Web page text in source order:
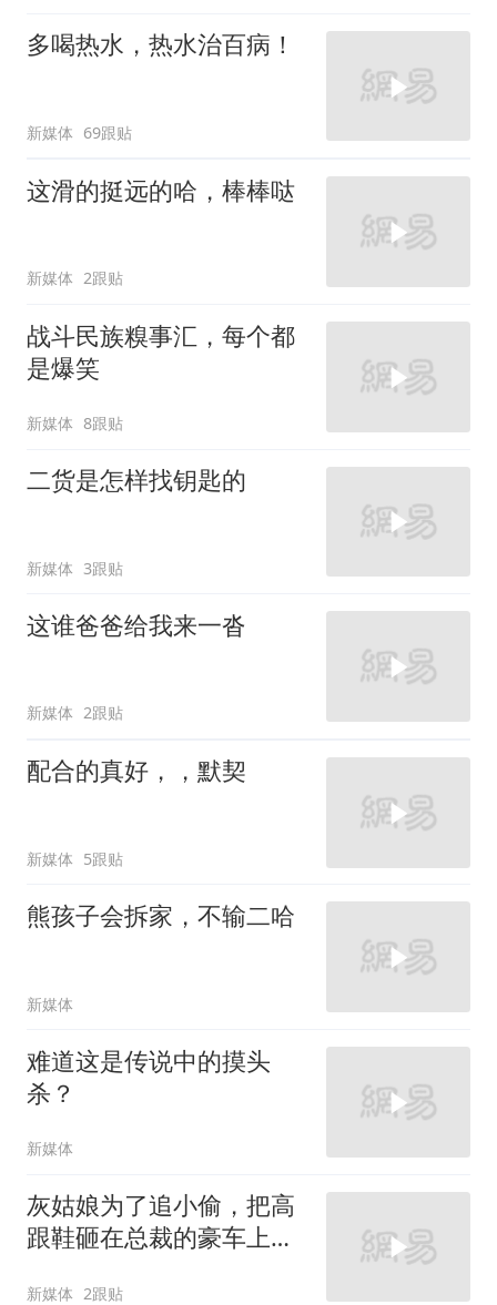
多喝热水，热水治百病！
新媒体 69跟贴
这滑的挺远的哈，棒棒哒
新媒体 2跟贴
战斗民族糗事汇，每个都
是爆笑
新媒体 8跟贴
二货是怎样找钥匙的
新媒体 3跟贴
这谁爸爸给我来一沓
新媒体 2跟贴
配合的真好，，默契
新媒体 5跟贴
熊孩子会拆家，不输二哈
新媒体
难道这是传说中的摸头
杀？
新媒体
灰姑娘为了追小偷，把高
跟鞋砸在总裁的豪车上，
新媒体 2跟贴